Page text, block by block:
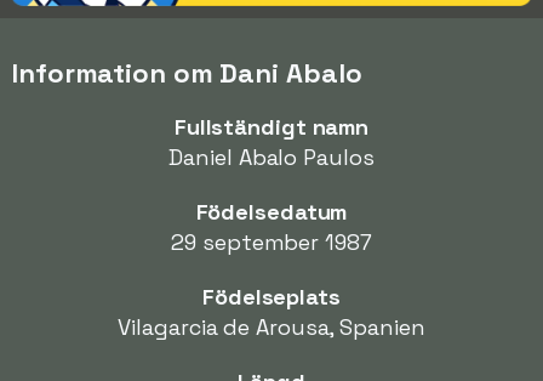
Information om Dani Abalo
Fullständigt namn
Daniel Abalo Paulos
Födelsedatum
29 september 1987
Födelseplats
Vilagarcia de Arousa, Spanien